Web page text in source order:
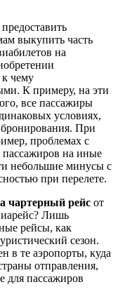
выкупить часть
на
чему
К примеру, на эти
все пассажиры
условиях,
бронирования. При
проблемах с
пассажиров на иные
небольшие минусы с
при перелете.
чартерный рейс от
Лишь
рейсы, как
сезон.
в те аэропорты, куда
отправления,
для пассажиров